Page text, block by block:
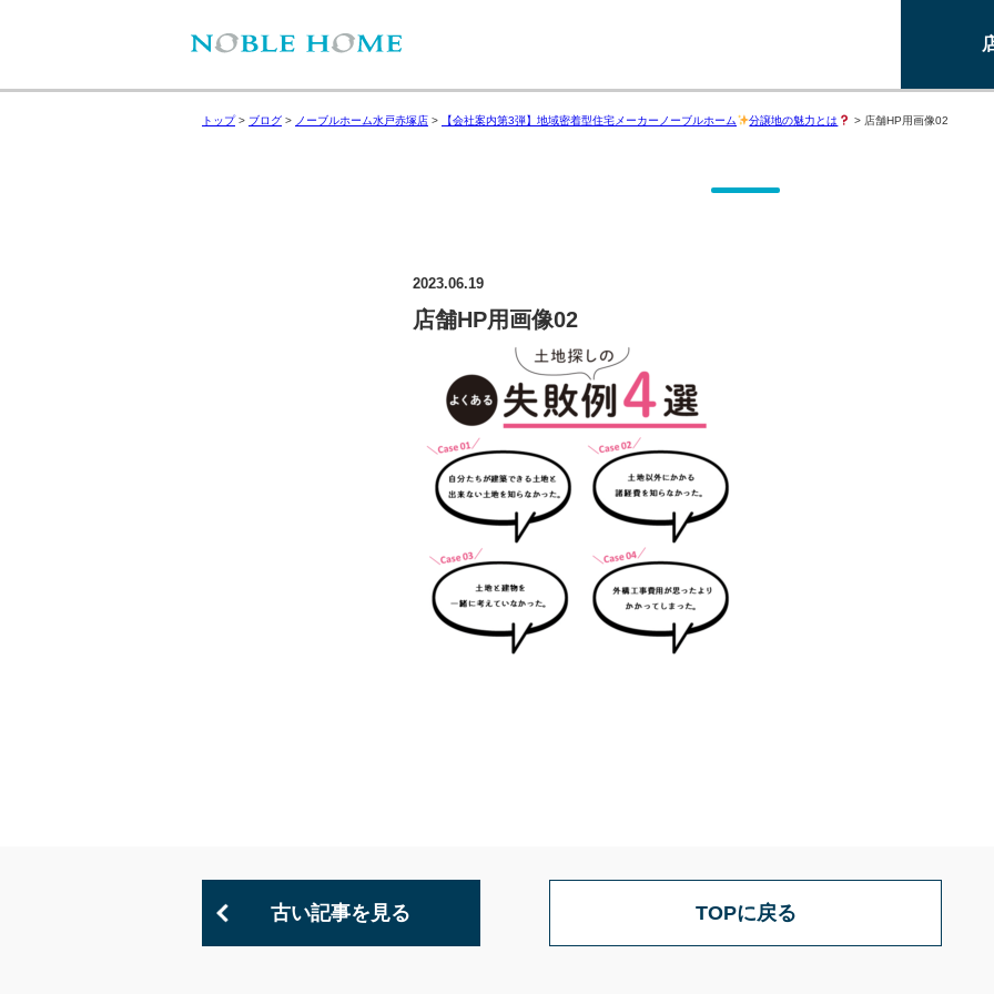
トップ> ブログ > ノーブルホーム水戸赤塚店 > 【会社案内第3弾】地域密着型住宅メーカーノーブルホーム 分譲地の魅力とは > 店舗HP用画像02
2023.06.19
店舗HP用画像02
古い記事を見る TOPに戻る